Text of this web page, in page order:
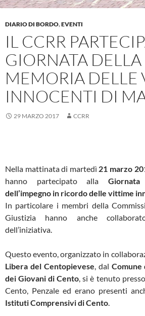
DIARIO DI BORDO,EVENTI
IL CCRR
GIORNATA DELLA
MEMORIA DELLE
INNOCENTI DI
29 MARZO 2017 CCRR
Nella mattinata di martedì 21 marzo
hanno partecipato alla
dell’impegno in ricordo delle vittime
In particolare i membri della
Giustizia hanno anche collaborato
dell’iniziativa.
Questo evento, organizzato in
Libera del Centopievese , dal Comune
dei Giovani di Cento , si è tenuto
Cento, Penzale ed erano presenti
Istituti Comprensivi di Cento